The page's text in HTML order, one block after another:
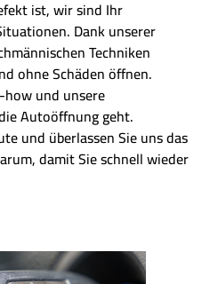
ist, wir sind Ihr
Dank unserer
Techniken
ohne Schäden öffnen.
und unsere
Autoöffnung geht.
und überlassen Sie uns das
damit Sie schnell wieder